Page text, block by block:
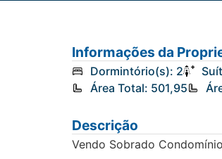
Informações da
Dormintório(s): 2
Área Total: 501,95
Descrição
Vendo Sobrado